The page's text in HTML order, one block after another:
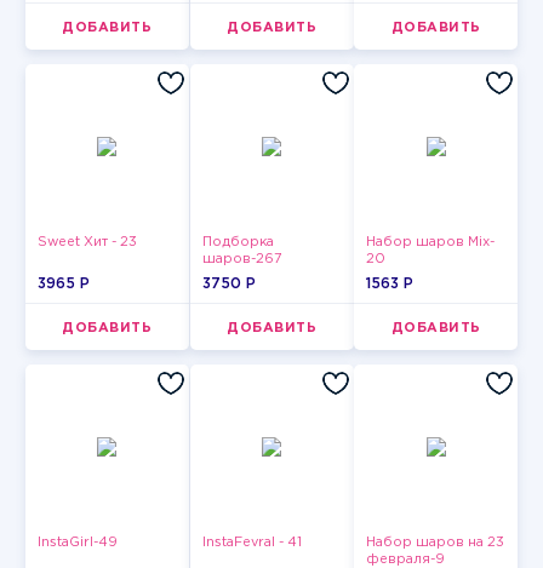
ДОБАВИТЬ ДОБАВИТЬ ДОБАВИТЬ
Sweet Хит - 23
3965 P
ДОБАВИТЬ
Подборка
шаров-267
3750 P
ДОБАВИТЬ
Набор шаров Mix-
20
1563 P
ДОБАВИТЬ
InstaGirl-49 InstaFevral - 41
Набор шаров на 23
февраля-9